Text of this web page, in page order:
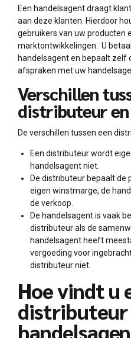
Een handelsagent draagt
aan deze klanten. Hierdoor
gebruikers van uw producten
marktontwikkelingen. U
handelsagent en bepaalt zelf
afspraken met uw
Verschillen
distributeur
De verschillen tussen een
Een distributeur wordt
handelsagent niet.
De distributeur bepaalt de
eigen winstmarge, de
de verkoop.
De handelsagent is vaak
distributeur als de
handelsagent heeft
vergoeding voor
distributeur niet.
Hoe vindt u